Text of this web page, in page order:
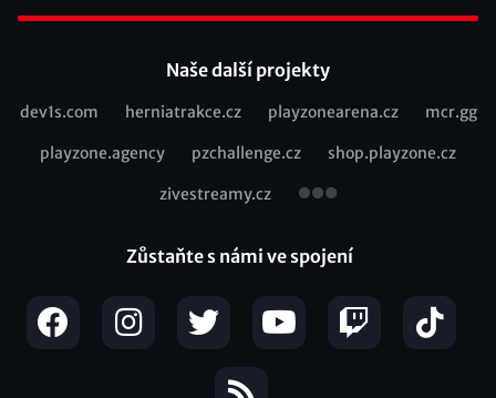
Naše další projekty
Recommended
dev1s.com herniatrakce.cz playzonearena.cz mcr.gg
playzone.agency pzchallenge.cz shop.playzone.cz
zivestreamy.cz
Zůstaňte s námi ve spojení